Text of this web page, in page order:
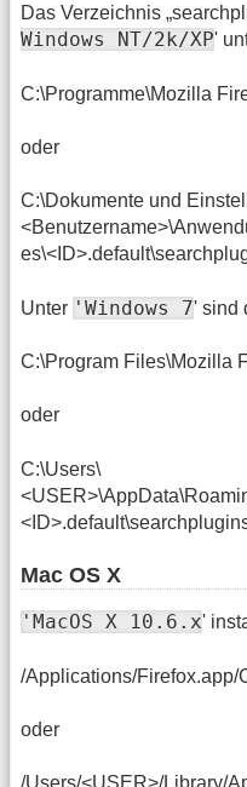
Das Verzeichnis
Windows NT/2k/XP'
C:\Programme\Mozilla
oder
C:\Dokumente und
Unter 'Windows 7' sind
C:\Program Files\Mozilla
oder
C:\Users\
Mac OS X
'MacOS X 10.6.x'
/Applications/Firefox.app/
oder